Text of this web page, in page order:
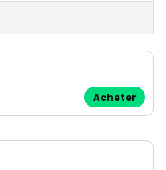
Acheter